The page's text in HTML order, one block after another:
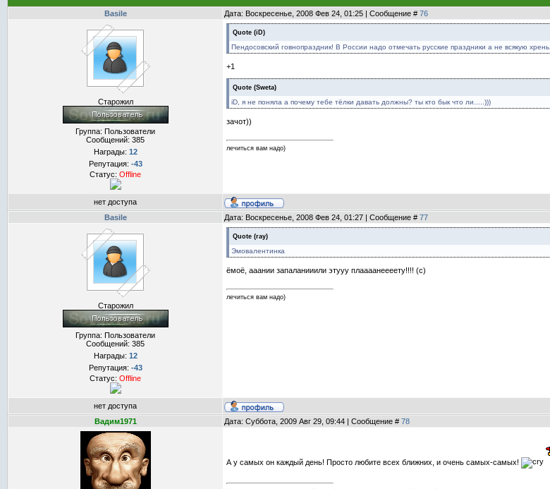
Basile Дата: Воскресенье, 2008 Фев 24, 01:25 | Сообщение # 76
Старожил
Группа: Пользователи
Сообщений: 385
Награды: 12
Репутация: -43
Статус: Offline
Quote (iD)
Пендосовский говнопраздник! В России надо отмечать русские праздники а не всякую хрень.
+1
Quote (Sweta)
iD, я не поняла а почему тебе тёлки давать должны? ты кто бык что ли.....)))
зачот))
лечиться вам надо)
нет доступа
Basile
Дата: Воскресенье, 2008 Фев 24, 01:27 | Сообщение # 77
Старожил
Группа: Пользователи
Сообщений: 385
Награды: 12
Репутация: -43
Статус: Offline
Quote (ray)
Эмовалентинка
ёмоё, ааании запаланииили этууу плаааанеееету!!!! (с)
лечиться вам надо)
нет доступа
Вадим1971
Дата: Суббота, 2009 Авг 29, 09:44 | Сообщение # 78
А у самых он каждый день! Просто любите всех ближних, и очень самых-самых!